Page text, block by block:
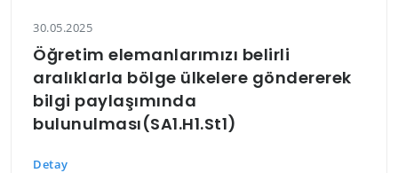
30.05.2025
Öğretim elemanlarımızı belirli
aralıklarla bölge ülkelere göndererek
bilgi paylaşımında
bulunulması(SA1.H1.St1)
Detay